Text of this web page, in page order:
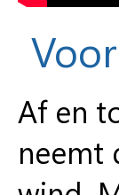
Af en
neemt